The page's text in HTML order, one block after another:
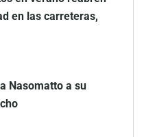
en las carreteras,
Nasomatto a su